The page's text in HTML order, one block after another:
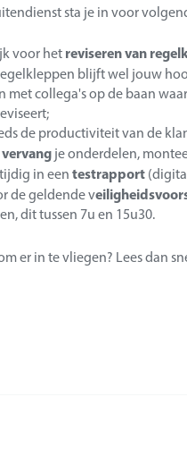
sta je in voor
voor het reviseren van
blijft wel jouw
met collega's op de baan
de productiviteit van de
je onderdelen,
in een testrapport
de geldende v
dit tussen 7u en 15u30.
er in te vliegen? Lees dan